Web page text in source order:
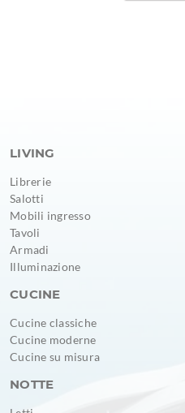
LIVING
Librerie
Salotti
Mobili ingresso
Tavoli
Armadi
Illuminazione
CUCINE
Cucine classiche
Cucine moderne
Cucine su misura
NOTTE